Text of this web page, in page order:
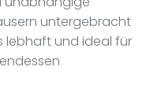
untergebracht
lebhaft und ideal für